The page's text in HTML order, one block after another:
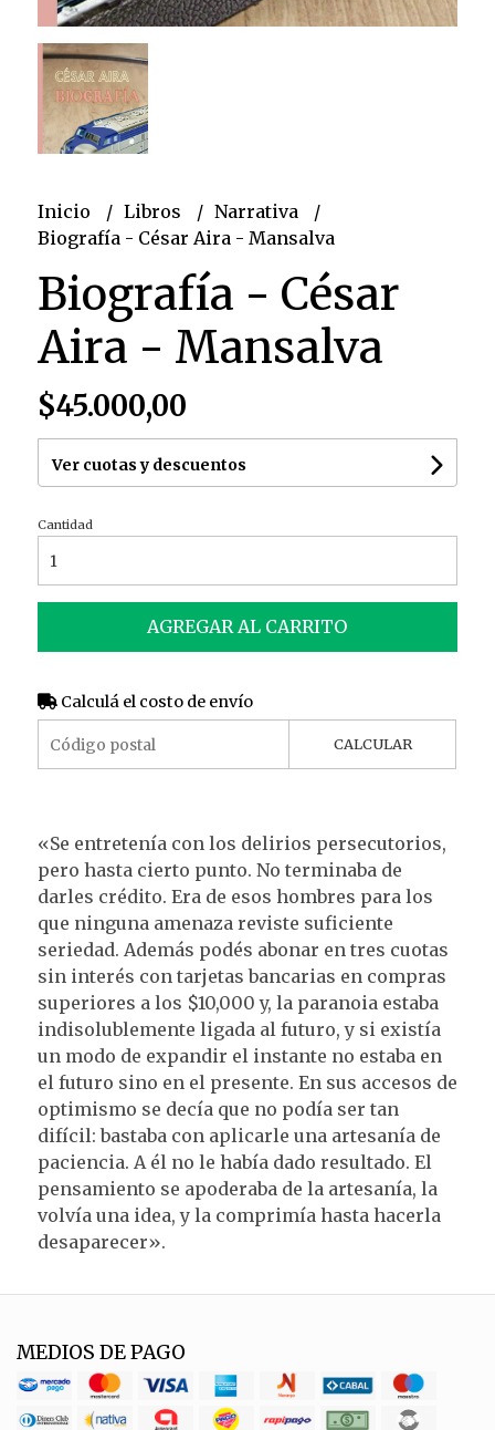
Inicio Libros
Narrativa
Biografía - César Aira - Mansalva
Biografía - César
Aira - Mansalva
$45.000,00
Ver cuotas y descuentos
Cantidad
AGREGAR AL CARRITO
Calculá el costo de envío
CALCULAR
«Se entretenía con los delirios persecutorios,
pero hasta cierto punto. No terminaba de
darles crédito. Era de esos hombres para los
que ninguna amenaza reviste suficiente
seriedad. Además podés abonar en tres cuotas
sin interés con tarjetas bancarias en compras
superiores a los $10,000 y, la paranoia estaba
indisolublemente ligada al futuro, y si existía
un modo de expandir el instante no estaba en
el futuro sino en el presente. En sus accesos de
optimismo se decía que no podía ser tan
difícil: bastaba con aplicarle una artesanía de
paciencia. A él no le había dado resultado. El
pensamiento se apoderaba de la artesanía, la
volvía una idea, y la comprimía hasta hacerla
desaparecer».
MEDIOS DE PAGO